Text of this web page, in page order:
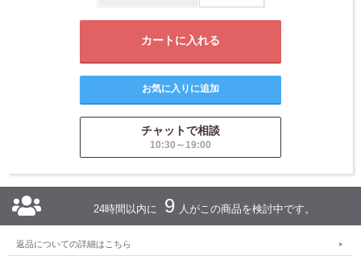
チャットで相談
10:30～19:00
24時間以内に 9 人がこの商品を検討中です。
返品についての詳細はこちら